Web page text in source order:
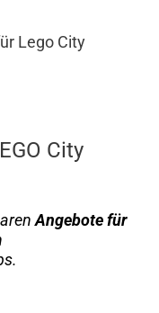
Lego City
City
Angebote für